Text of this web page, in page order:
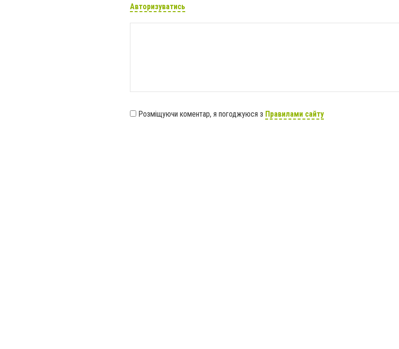
Авторизуватись
Розміщуючи коментар, я погоджуюся з Правилами сайту